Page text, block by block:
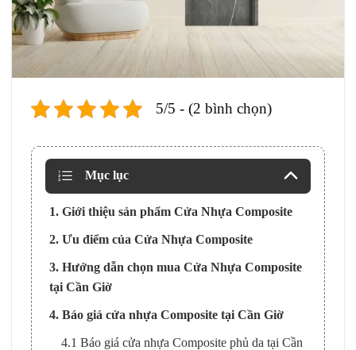
5/5 - (2 bình chọn)
Mục lục
1. Giới thiệu sản phẩm Cửa Nhựa Composite
2. Ưu điểm của Cửa Nhựa Composite
3. Hướng dẫn chọn mua Cửa Nhựa Composite
tại Cần Giờ
4. Báo giá cửa nhựa Composite tại Cần Giờ
4.1 Báo giá cửa nhựa Composite phủ da tại Cần